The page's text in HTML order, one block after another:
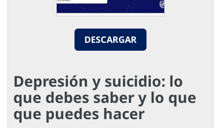
DESCARGAR
Depresión y suicidio: lo
que debes saber y lo que
que puedes hacer